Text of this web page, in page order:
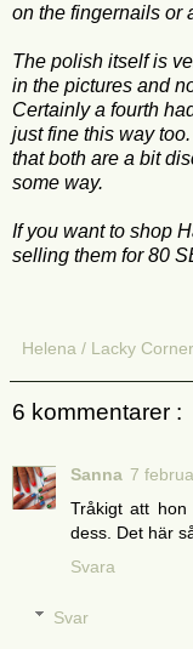
on the fingernails or
The polish itself is
in the pictures and
Certainly a fourth
just fine this way
that both are a bit
some way.
If you want to shop
selling them for 80
Helena / Lacky Corner
6 kommentarer :
Sanna 7
Tråkigt att
dess. Det här
Svara
Svar